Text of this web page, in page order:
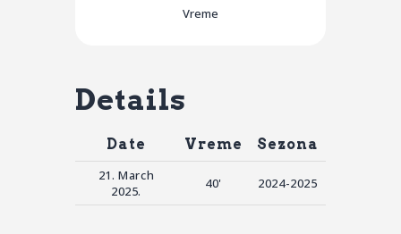
Vreme
Details
Date Vreme Sezona
21. March
2025.
40' 2024-2025